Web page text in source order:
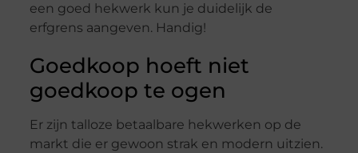
een goed hekwerk kun je duidelijk de
erfgrens aangeven. Handig!
Goedkoop hoeft niet
goedkoop te ogen
Er zijn talloze betaalbare hekwerken op de
markt die er gewoon strak en modern uitzien.